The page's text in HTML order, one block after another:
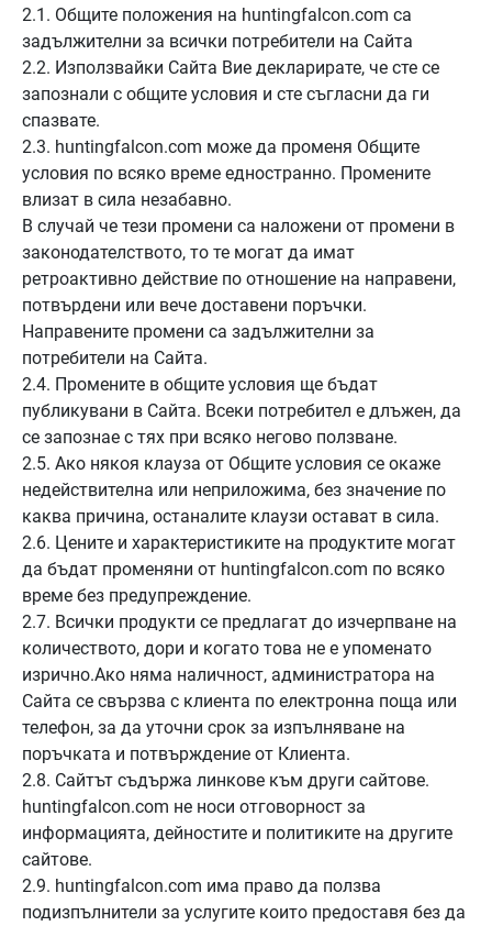
2.1. Общите положения на huntingfalcon.com са
задължителни за всички потребители на Сайта
2.2. Използвайки Сайта Вие декларирате, че сте се
запознали с общите условия и сте съгласни да ги
спазвате.
2.3. huntingfalcon.com може да променя Общите
условия по всяко време едностранно. Промените
влизат в сила незабавно.
В случай че тези промени са наложени от промени в
законодателството, то те могат да имат
ретроактивно действие по отношение на направени,
потвърдени или вече доставени поръчки.
Направените промени са задължителни за
потребители на Сайта.
2.4. Промените в общите условия ще бъдат
публикувани в Сайта. Всеки потребител е длъжен, да
се запознае с тях при всяко негово ползване.
2.5. Ако някоя клауза от Общите условия се окаже
недействителна или неприложима, без значение по
каква причина, останалите клаузи остават в сила.
2.6. Цените и характеристиките на продуктите могат
да бъдат променяни от huntingfalcon.com по всяко
време без предупреждение.
2.7. Всички продукти се предлагат до изчерпване на
количеството, дори и когато това не е упоменато
изрично.Ако няма наличност, администратора на
Сайта се свързва с клиента по електронна поща или
телефон, за да уточни срок за изпълняване на
поръчката и потвърждение от Клиента.
2.8. Сайтът съдържа линкове към други сайтове.
huntingfalcon.com не носи отговорност за
информацията, дейностите и политиките на другите
сайтове.
2.9. huntingfalcon.com има право да ползва
подизпълнители за услугите които предоставя без да